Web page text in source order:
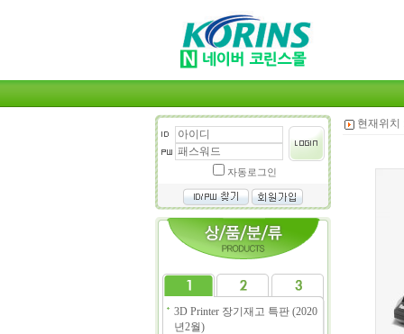
자동로그인
3D Printer 장기재고 특판 (2020
년2월)
현재위치